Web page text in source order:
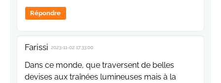
Répondre
Farissi 2023-11-02 17:33:00
Dans ce monde, que traversent de belles
devises aux traînées lumineuses mais à la